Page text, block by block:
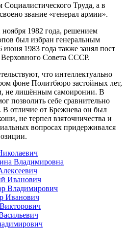
Социалистического Труда, а в
звание «генерал армии».
1982 года, решением
был избран генеральным
1983 года также занял пост
Совета СССР.
что интеллектуально
фоне Политбюро застойных лет,
не лишённым самоиронии. В
позволить себе сравнительно
В отличие от Брежнева он был
не терпел взяточничества и
вопросах придерживался